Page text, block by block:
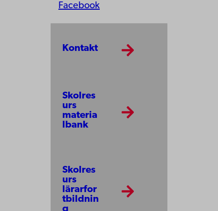
Facebook
Kontakt
Skolres
urs
materia
lbank
Skolres
urs
lärarfor
tbildnin